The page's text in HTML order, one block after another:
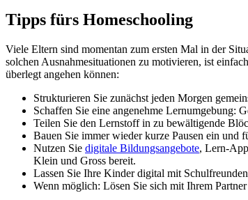
Tipps fürs Homeschooling
Viele Eltern sind momentan zum ersten Mal in der
solchen Ausnahmesituationen zu motivieren, ist
überlegt angehen können:
Strukturieren Sie zunächst jeden Morgen
Schaffen Sie eine angenehme Lernumgebung:
Teilen Sie den Lernstoff in zu bewältigende
Bauen Sie immer wieder kurze Pausen ein und
Nutzen Sie digitale Bildungsangebote, Lern-
Klein und Gross bereit.
Lassen Sie Ihre Kinder digital mit
Wenn möglich: Lösen Sie sich mit Ihrem